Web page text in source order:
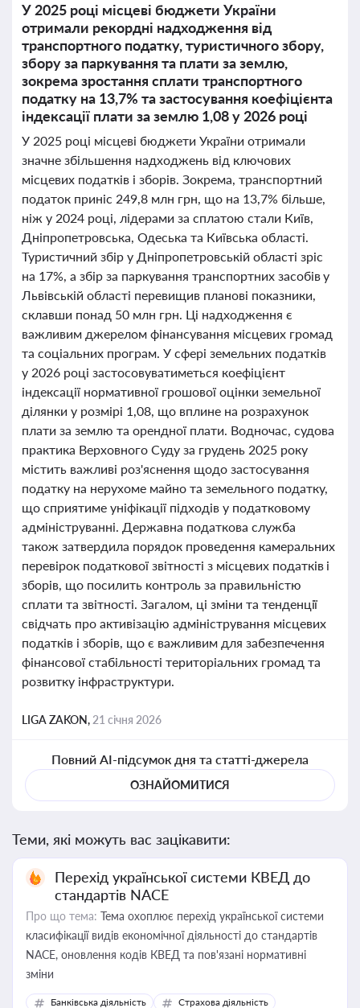
У 2025 році місцеві бюджети України
отримали рекордні надходження від
транспортного податку, туристичного збору,
збору за паркування та плати за землю,
зокрема зростання сплати транспортного
податку на 13,7% та застосування коефіцієнта
індексації плати за землю 1,08 у 2026 році
У 2025 році місцеві бюджети України отримали
значне збільшення надходжень від ключових
місцевих податків і зборів. Зокрема, транспортний
податок приніс 249,8 млн грн, що на 13,7% більше,
ніж у 2024 році, лідерами за сплатою стали Київ,
Дніпропетровська, Одеська та Київська області.
Туристичний збір у Дніпропетровській області зріс
на 17%, а збір за паркування транспортних засобів у
Львівській області перевищив планові показники,
склавши понад 50 млн грн. Ці надходження є
важливим джерелом фінансування місцевих громад
та соціальних програм. У сфері земельних податків
у 2026 році застосовуватиметься коефіцієнт
індексації нормативної грошової оцінки земельної
ділянки у розмірі 1,08, що вплине на розрахунок
плати за землю та орендної плати. Водночас, судова
практика Верховного Суду за грудень 2025 року
містить важливі роз'яснення щодо застосування
податку на нерухоме майно та земельного податку,
що сприятиме уніфікації підходів у податковому
адмініструванні. Державна податкова служба
також затвердила порядок проведення камеральних
перевірок податкової звітності з місцевих податків і
зборів, що посилить контроль за правильністю
сплати та звітності. Загалом, ці зміни та тенденції
свідчать про активізацію адміністрування місцевих
податків і зборів, що є важливим для забезпечення
фінансової стабільності територіальних громад та
розвитку інфраструктури.
LIGA ZAKON, 21 січня 2026
Повний AI-підсумок дня та статті-джерела
ОЗНАЙОМИТИСЯ
Теми, які можуть вас зацікавити:
Перехід української системи КВЕД до
стандартів NACE
Про що тема: Тема охоплює перехід української системи
класифікації видів економічної діяльності до стандартів
NACE, оновлення кодів КВЕД та пов'язані нормативні
зміни
Банківська діяльність Страхова діяльність